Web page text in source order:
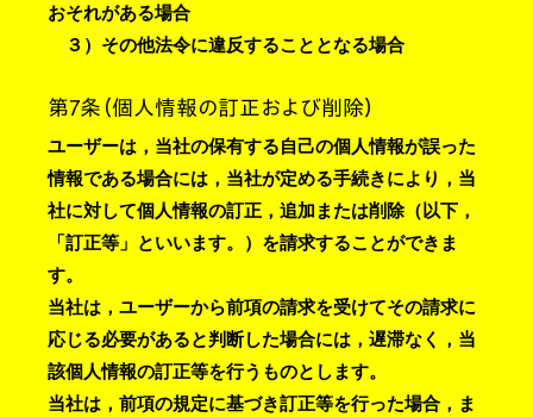
おそれがある場合
３）その他法令に違反することとなる場合
第7条（個人情報の訂正および削除）
ユーザーは，当社の保有する自己の個人情報が誤った
情報である場合には，当社が定める手続きにより，当
社に対して個人情報の訂正，追加または削除（以下，
「訂正等」といいます。）を請求することができま
す。
当社は，ユーザーから前項の請求を受けてその請求に
応じる必要があると判断した場合には，遅滞なく，当
該個人情報の訂正等を行うものとします。
当社は，前項の規定に基づき訂正等を行った場合，ま